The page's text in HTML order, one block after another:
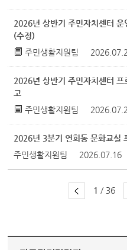
2026년 상반기 주민자치센터
(수정)
주민생활지원팀
2026년 상반기 주민자치센터
고
주민생활지원팀
2026년 3분기 연희동 문화교실
주민생활지원팀
2026.07.16
1 / 36